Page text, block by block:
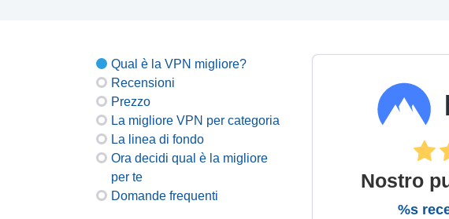
Qual è la VPN migliore?
Recensioni
Prezzo
La migliore VPN per categoria
La linea di fondo
Ora decidi qual è la migliore
per te
Domande frequenti
Nostro
%s